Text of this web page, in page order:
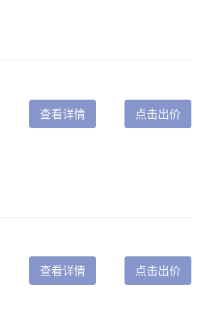
查看详情 点击出价
查看详情 点击出价